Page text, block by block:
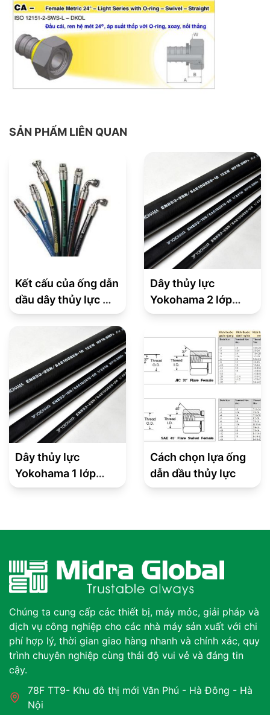
SẢN PHẨM LIÊN QUAN
Kết cấu của ống dẫn
dầu dây thủy lực mà
Midra có
Dây thủy lực
Yokohama 2 lớp
thép EN853 2SN
Dây thủy lực
Yokohama 1 lớp
thép EN853 1SN
Cách chọn lựa ống
dẫn dầu thủy lực
Chúng ta cung cấp các thiết bị, máy móc, giải pháp và
dịch vụ công nghiệp cho các nhà máy sản xuất với chi
phí hợp lý, thời gian giao hàng nhanh và chính xác, quy
trình chuyên nghiệp cùng thái độ vui vẻ và đáng tin
cậy.
78F TT9- Khu đô thị mới Văn Phú - Hà Đông - Hà
Nội